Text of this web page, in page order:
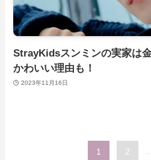
StrayKidsスンミンの実家は
かわいい理由も！
2023年11月16日
1 2